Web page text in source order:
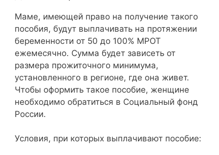
Маме, имеющей право на получение такого
пособия, будут выплачивать на протяжении
беременности от 50 до 100% МРОТ
ежемесячно. Сумма будет зависеть от
размера прожиточного минимума,
установленного в регионе, где она живет.
Чтобы оформить такое пособие, женщине
необходимо обратиться в Социальный фонд
России.
Условия, при которых выплачивают пособие: